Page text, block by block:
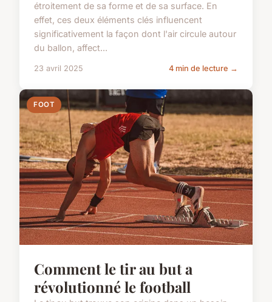
étroitement de sa forme et de sa surface. En
effet, ces deux éléments clés influencent
significativement la façon dont l'air circule autour
du ballon, affect...
23 avril 2025 4 min de lecture →
FOOT
Comment le tir au but a
révolutionné le football